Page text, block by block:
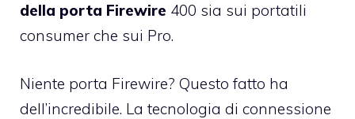
della porta Firewire 400 sia sui portatili
consumer che sui Pro.
Niente porta Firewire? Questo fatto ha
dell’incredibile. La tecnologia di connessione